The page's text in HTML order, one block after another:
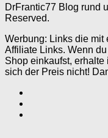
DrFrantic77 Blog rund
Reserved.
Werbung: Links die mit
Affiliate Links. Wenn
Shop einkaufst,
sich der Preis nicht!